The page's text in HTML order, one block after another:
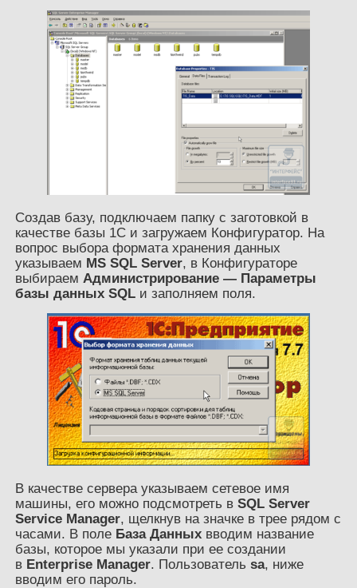
Создав базу, подключаем папку с заготовкой в
качестве базы 1С и загружаем Конфигуратор. На
вопрос выбора формата хранения данных
указываем MS SQL Server, в Конфигураторе
выбираем Администрирование — Параметры
базы данных SQLи заполняем поля.
В качестве сервера указываем сетевое имя
машины, его можно подсмотреть в SQL Server
Service Manager, щелкнув на значке в трее рядом с
часами. В поле База Данных вводим название
базы, которое мы указали при ее создании
в Enterprise Manager. Пользователь sa, ниже
вводим его пароль.